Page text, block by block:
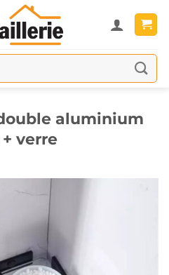
aluminium
verre